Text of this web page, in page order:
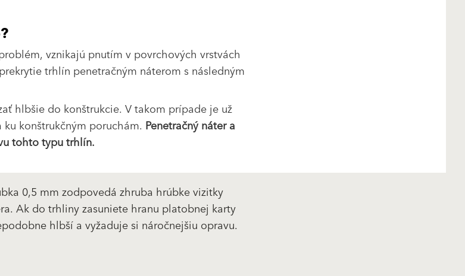
vznikajú pnutím v povrchových vrstvách
trhlín penetračným náterom s následným
hlbšie do konštrukcie. V takom prípade je už
konštrukčným poruchám. Penetračný náter a
tohto typu trhlín.
0,5 mm zodpovedá zhruba hrúbke vizitky
Ak do trhliny zasuniete hranu platobnej karty
hlbší a vyžaduje si náročnejšiu opravu.